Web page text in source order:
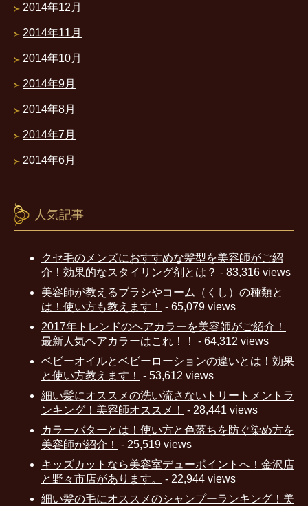
2014年12月
2014年11月
2014年10月
2014年9月
2014年8月
2014年7月
2014年6月
人気記事
クセ毛のメンズにおすすめな髪型を美容師がご紹
介！効果的なスタイリング剤とは？ - 83,316 views
美容師が教えるブラシやコーム（くし）の種類と
は！使い方も教えます！
- 65,079 views
2017年トレンドのヘアカラーを美容師がご紹介！
最新人気ヘアカラーはこれ！！
- 64,312 views
ベビーオイルとベビーローションの違いとは！効果
と使い方教えます！
- 53,612 views
細い髪にオススメの洗い流さないトリートメントラ
ンキング！美容師オススメ！
- 28,441 views
カラーバターとは！使い方と色落ちを防ぐ染め方を
美容師が紹介！
- 25,519 views
キッズカットなら美容室デューポイントへ！金沢店
と野々市店があります。
- 22,944 views
細い髪の毛にオススメのシャンプーランキング！美